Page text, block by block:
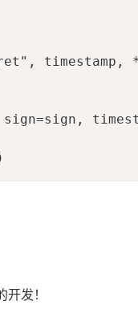
timestamp,
发！